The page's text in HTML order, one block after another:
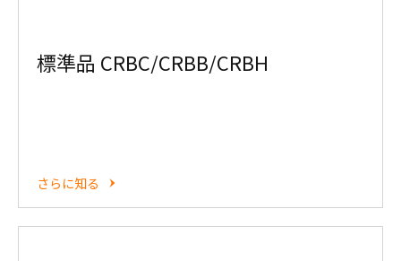
標準品 CRBC/CRBB/CRBH
さらに知る